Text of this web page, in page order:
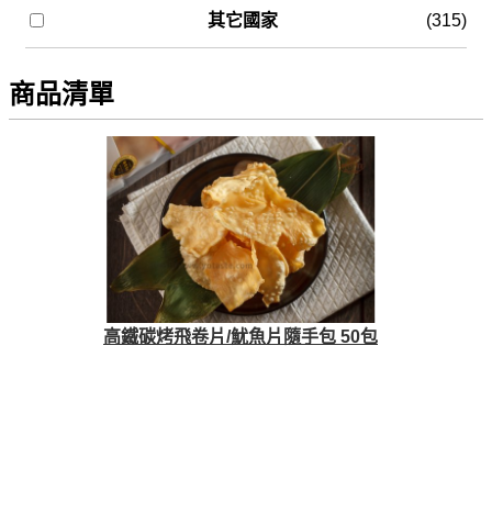
其它國家
(315)
商品清單
高鐵碳烤飛卷片/魷魚片隨手包 50包